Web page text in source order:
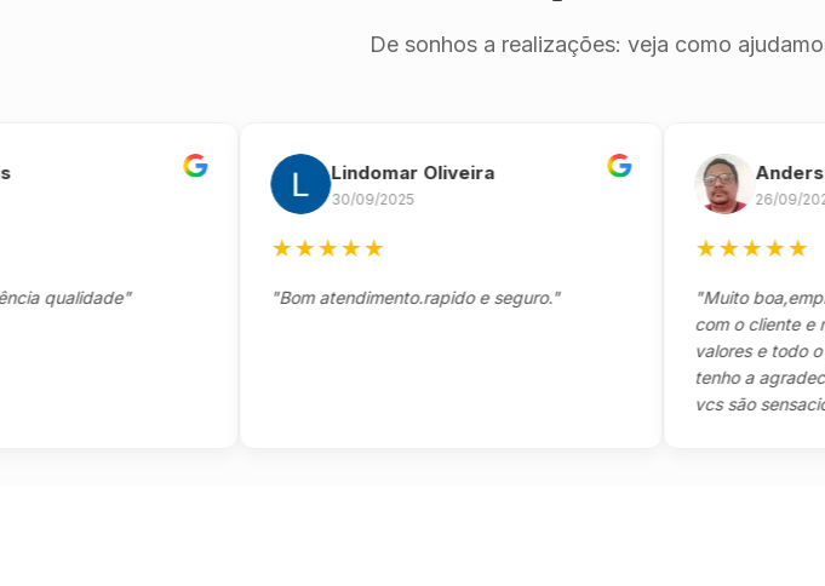
De sonhos a realizações: veja como
Lindomar Oliveira
30/09/2025
★★★
"Bom atendimento.rapido e seguro."
Anderson
26/09/2025
★★★
"Muito boa,empresa
com o cliente e
valores e todo o
tenho a agradecer
vcs são sensacional."